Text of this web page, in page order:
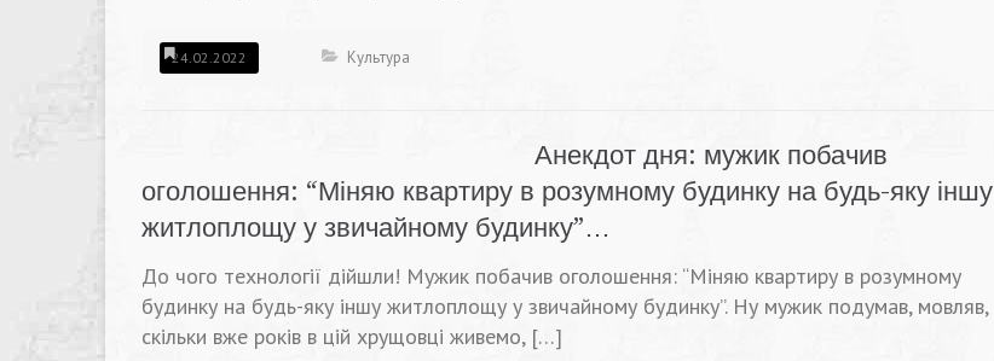
24.02.2022 Культура
Анекдот дня: мужик побачив
оголошення: “Міняю квартиру в розумному будинку на будь-яку іншу
житлоплощу у звичайному будинку”…
До чого технології дійшли! Мужик побачив оголошення: “Міняю квартиру в розумному
будинку на будь-яку іншу житлоплощу у звичайному будинку”. Ну мужик подумав, мовляв,
скільки вже років в цій хрущовці живемо, […]